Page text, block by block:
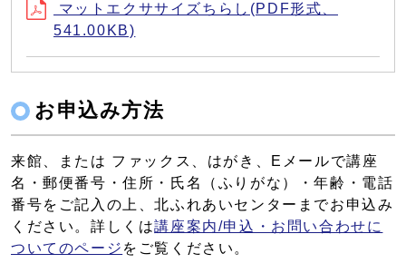
マットエクササイズちらし(PDF形式、
541.00KB)
お申込み方法
来館、または ファックス、はがき、Eメールで講座
名・郵便番号・住所・氏名（ふりがな）・年齢・電話
番号をご記入の上、北ふれあいセンターまでお申込み
ください。詳しくは講座案内/申込・お問い合わせに
ついてのページ をご覧ください。